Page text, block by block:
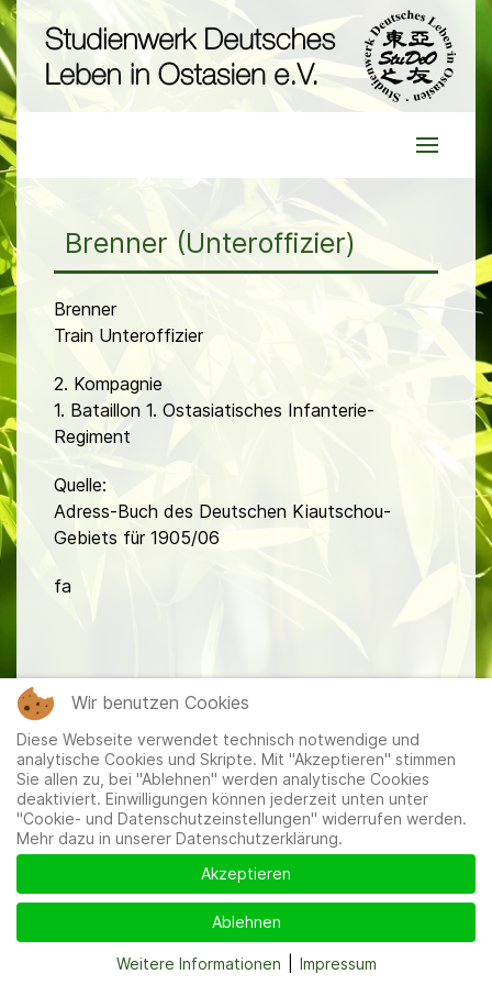
Brenner (Unteroffizier)
Brenner
Train Unteroffizier
2. Kompagnie
1. Bataillon 1. Ostasiatisches Infanterie-
Regiment
Quelle:
Adress-Buch des Deutschen Kiautschou-
Gebiets für 1905/06
fa
Mitglieder|Impressum| Datenschutzerklärung|Cookie-
und Datenschutzeinstellungen
Wir benutzen Cookies
Diese Webseite verwendet technisch notwendige und
analytische Cookies und Skripte. Mit "Akzeptieren" stimmen
Sie allen zu, bei "Ablehnen" werden analytische Cookies
deaktiviert. Einwilligungen können jederzeit unten unter
"Cookie- und Datenschutzeinstellungen" widerrufen werden.
Mehr dazu in unserer Datenschutzerklärung.
Akzeptieren
Ablehnen
Weitere Informationen Impressum